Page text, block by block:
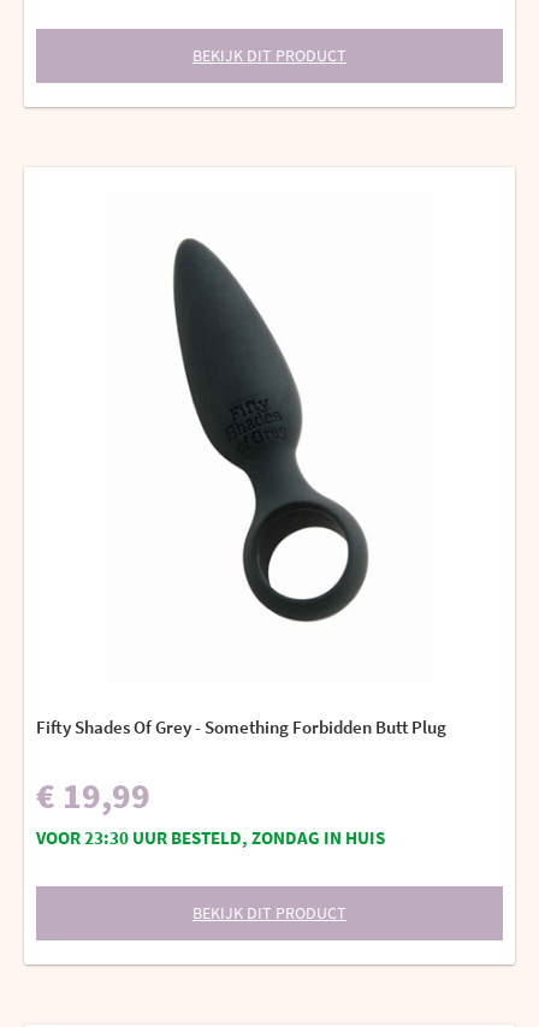
BEKIJK DIT PRODUCT
Fifty Shades Of Grey - Something Forbidden Butt Plug
€ 19,99
VOOR 23:30 UUR BESTELD, ZONDAG IN HUIS
BEKIJK DIT PRODUCT